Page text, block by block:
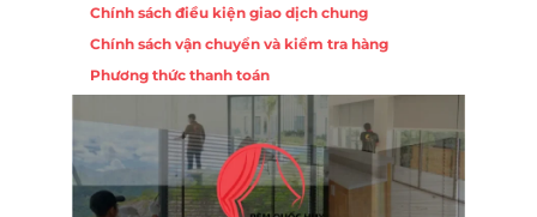
Chính sách điều kiện giao dịch chung
Chính sách vận chuyển và kiểm tra hàng
Phương thức thanh toán